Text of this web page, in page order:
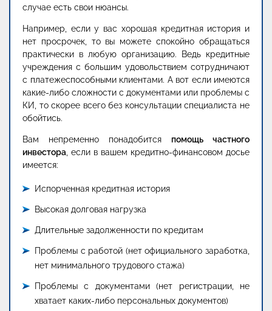
случае есть свои нюансы.
Например, если у вас хорошая кредитная история и
нет просрочек, то вы можете спокойно обращаться
практически в любую организацию. Ведь кредитные
учреждения с большим удовольствием сотрудничают
с платежеспособными клиентами. А вот если имеются
какие-либо сложности с документами или проблемы с
КИ, то скорее всего без консультации специалиста не
обойтись.
Вам непременно понадобится помощь частного
инвестора , если в вашем кредитно-финансовом досье
имеется:
Испорченная кредитная история
Высокая долговая нагрузка
Длительные задолженности по кредитам
Проблемы с работой (нет официального заработка,
нет минимального трудового стажа)
Проблемы с документами (нет регистрации, не
хватает каких-либо персональных документов)